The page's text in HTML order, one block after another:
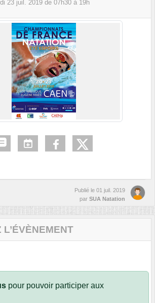
23 juil. 2019 de 07h30 à 19h
Publié le 01 juil. 2019
par SUA Natation
pour pouvoir participer aux